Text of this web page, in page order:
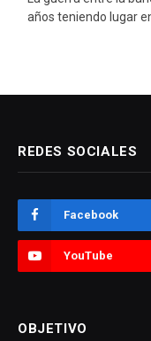
REDES SOCIALES
Facebook
YouTube
OBJETIVO